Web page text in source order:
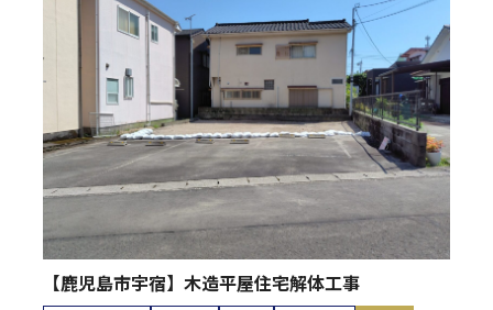
【鹿児島市宇宿】木造平屋住宅解体工事